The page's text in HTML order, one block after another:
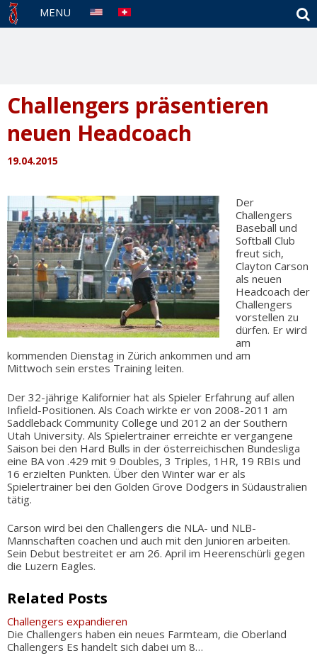
MENU
Challengers präsentieren
neuen Headcoach
19.04.2015
Der
Challengers
Baseball und
Softball Club
freut sich,
Clayton Carson
als neuen
Headcoach der
Challengers
vorstellen zu
dürfen. Er wird
am
kommenden Dienstag in Zürich ankommen und am
Mittwoch sein erstes Training leiten.
Der 32-jährige Kalifornier hat als Spieler Erfahrung auf allen
Infield-Positionen. Als Coach wirkte er von 2008-2011 am
Saddleback Community College und 2012 an der Southern
Utah University. Als Spielertrainer erreichte er vergangene
Saison bei den Hard Bulls in der österreichischen Bundesliga
eine BA von .429 mit 9 Doubles, 3 Triples, 1HR, 19 RBIs und
16 erzielten Punkten. Über den Winter war er als
Spielertrainer bei den Golden Grove Dodgers in Südaustralien
tätig.
Carson wird bei den Challengers die NLA- und NLB-
Mannschaften coachen und auch mit den Junioren arbeiten.
Sein Debut bestreitet er am 26. April im Heerenschürli gegen
die Luzern Eagles.
Related Posts
Challengers expandieren
Die Challengers haben ein neues Farmteam, die Oberland
Challengers Es handelt sich dabei um 8…